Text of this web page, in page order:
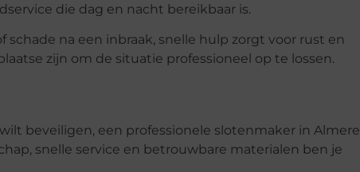
die dag en nacht bereikbaar is.
na een inbraak, snelle hulp zorgt voor rust en
zijn om de situatie professioneel op te lossen.
beveiligen, een professionele slotenmaker in Almere
snelle service en betrouwbare materialen ben je